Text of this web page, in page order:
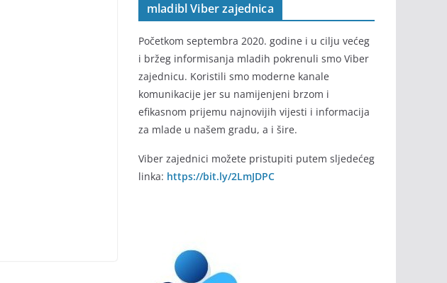
mladibl Viber zajednica
Početkom septembra 2020. godine i u cilju većeg
i bržeg informisanja mladih pokrenuli smo Viber
zajednicu. Koristili smo moderne kanale
komunikacije jer su namijenjeni brzom i
efikasnom prijemu najnovijih vijesti i informacija
za mlade u našem gradu, a i šire.
Viber zajednici možete pristupiti putem sljedećeg
linka: https://bit.ly/2LmJDPC